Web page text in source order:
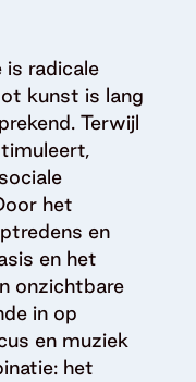
is radicale
kunst is lang
Terwijl
het
en
en het
onzichtbare
in op
en muziek
het